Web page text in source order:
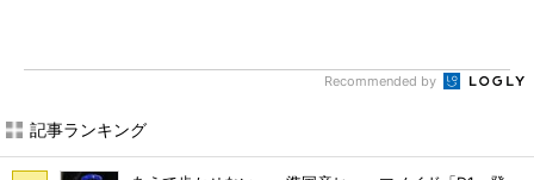
Recommended by
記事ランキング